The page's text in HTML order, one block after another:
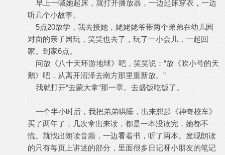
早上一喊她起床，就打开播放器，一边起床穿衣，一边
听几个小故事。
5点20放学，我去接她，姥姥姥爷带两个弟弟在幼儿园
对面的亲子园玩，笑笑也去了，玩了一小会儿，一起回
家。到家6点。
问放《八十天环游地球》吧，笑笑说：“放《吹小号的天
鹅》吧，从离开沼泽去南方那里重新放。”
我就打开“去蒙大拿”那一章。去盛饭吃饭了。
一个半小时后，我把弟弟哄睡，出来想起《神奇校车》
买了两年了，几次拿出来读，都是一本没读完，她都不
慌。就找出朗读音频，一边看着书，听了两本。发现朗读
的只有每页上讲述的部分，里面很多日记呀小朋友的笔记